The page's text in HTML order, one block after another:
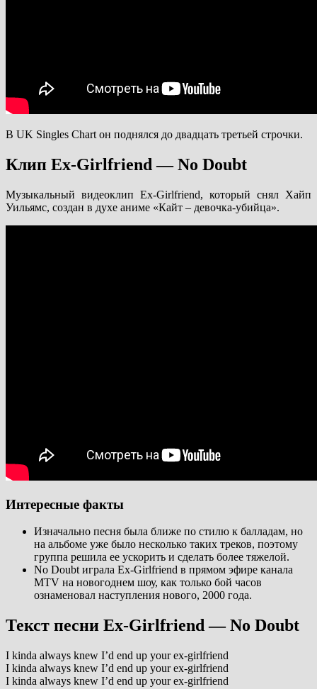
В UK Singles Chart он поднялся до двадцать третьей строчки.
Клип Ex-Girlfriend — No Doubt
Музыкальный видеоклип Ex-Girlfriend, который снял Хайп
Уильямс, создан в духе аниме «Кайт – девочка-убийца».
Интересные факты
Изначально песня была ближе по стилю к балладам, но
на альбоме уже было несколько таких треков, поэтому
группа решила ее ускорить и сделать более тяжелой.
No Doubt играла Ex-Girlfriend в прямом эфире канала
MTV на новогоднем шоу, как только бой часов
ознаменовал наступления нового, 2000 года.
Текст песни Ex-Girlfriend — No Doubt
I kinda always knew I’d end up your ex-girlfriend
I kinda always knew I’d end up your ex-girlfriend
I kinda always knew I’d end up your ex-girlfriend